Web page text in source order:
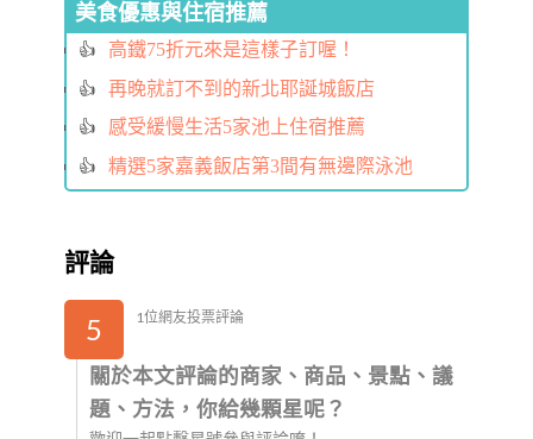
美食優惠與住宿推薦
高鐵75折元來是這樣子訂喔！
再晚就訂不到的新北耶誕城飯店
感受緩慢生活5家池上住宿推薦
精選5家嘉義飯店第3間有無邊際泳池
評論
5 1位網友投票評論
關於本文評論的商家、商品、景點、議
題、方法，你給幾顆星呢？